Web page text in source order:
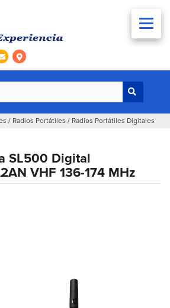
/ Radios Portátiles / Radios Portátiles Digitales
SL500 Digital
VHF 136-174 MHz